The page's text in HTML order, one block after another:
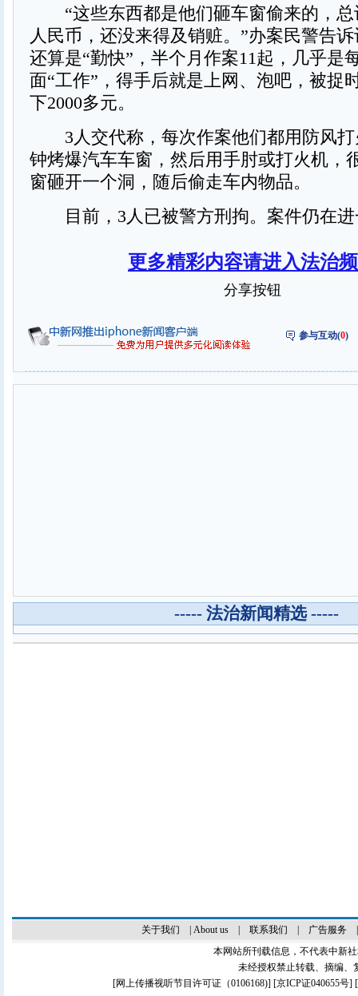
“这些东西都是他们砸车窗偷来的，总
人民币，还没来得及销赃。”办案民警告
还算是“勤快”，半个月作案11起，几乎是
面“工作”，得手后就是上网、泡吧，被捉
下2000多元。
3人交代称，每次作案他们都用防风打
钟烤爆汽车车窗，然后用手肘或打火机，
窗砸开一个洞，随后偷走车内物品。
目前，3人已被警方刑拘。案件仍在进
更多精彩内容请进入法治
分享按钮
参与互动(0)
----- 法治新闻精选 -----
关于我们 About us| 联系我们 广告服务
本网站所刊载信息，不代表中新
未经授权禁止转载、摘编、
[网上传播视听节目许可证（0106168)] [京ICP证040655号]